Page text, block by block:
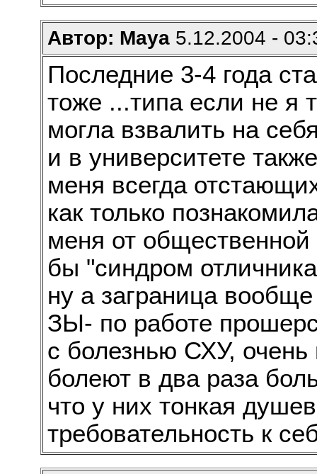
Автор: Maya5.12.2004 -
Последние 3-4 года
тоже ...типа если не я
могла взвалить на
и в университете
меня всегда
как только
меня от
бы "синдром
ну а заграница
ЗЫ- по работе
с болезнью СХУ,
болеют в два раза
что у них тонкая
требовательность к